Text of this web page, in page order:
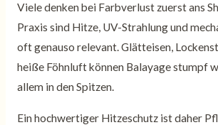
Viele denken bei Farbverlust zuerst ans
Praxis sind Hitze, UV-Strahlung und
oft genauso relevant. Glätteisen,
heiße Föhnluft können Balayage stumpf
allem in den Spitzen.
Ein hochwertiger Hitzeschutz ist daher